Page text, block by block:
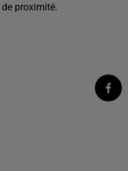
proximité.